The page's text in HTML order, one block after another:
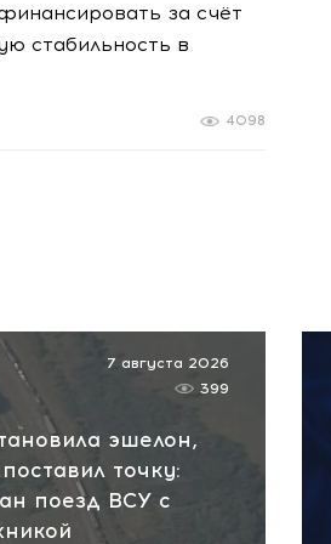
за счёт
стабильность в
4098
эшелон,
точку:
поезд ВСУ с
7 августа 2026
399